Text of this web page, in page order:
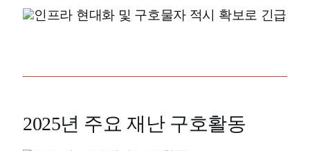
2025년 주요 재난 구호활동